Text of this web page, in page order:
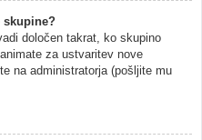
skupine?
določen takrat, ko skupino
za ustvaritev nove
na administratorja (pošljite mu